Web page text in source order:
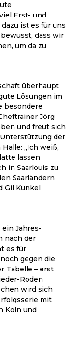
Erst- und
ist es für uns
dass wir
um da zu
überhaupt
Lösungen im
besondere
Jörg
und freut sich
der
„Ich weiß,
lassen
in Saarlouis zu
Saarländern
Gil Kunkel
ein Jahres-
nach der
es für
gegen die
Tabelle – erst
Roden
wird sich
mit
Köln und